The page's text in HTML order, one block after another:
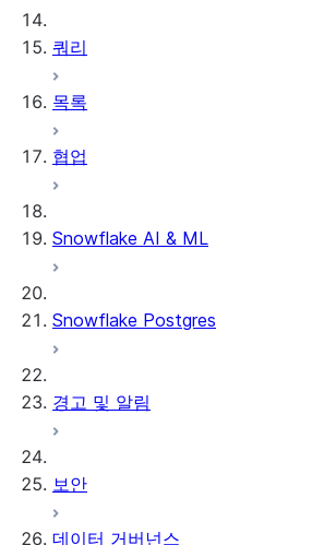
쿼리
목록
협업
Snowflake AI & ML
Snowflake Postgres
경고 및 알림
보안
데이터 거버넌스